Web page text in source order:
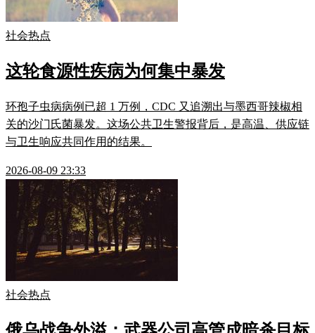
社会热点
这轮食源性疾病为何集中暴发
环孢子虫病病例已超 1 万例，CDC 又追溯出与墨西哥辣椒相
关的沙门氏菌暴发。这场公共卫生警报背后，是高温、供应链
与卫生响应共同作用的结果。
2026-08-09 23:33
社会热点